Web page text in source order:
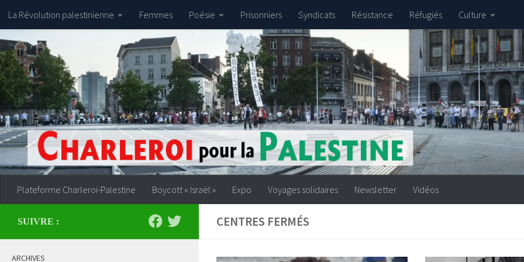
Skip to content
La Révolution palestinienne Femmes Poésie Prisonniers Syndicats Résistance Réfugiés Culture
Plateforme Charleroi-Palestine Boycott « Israël » Expo Voyages solidaires Newsletter Vidéos
CENTRES FERMÉS
SUIVRE :
ARCHIVES